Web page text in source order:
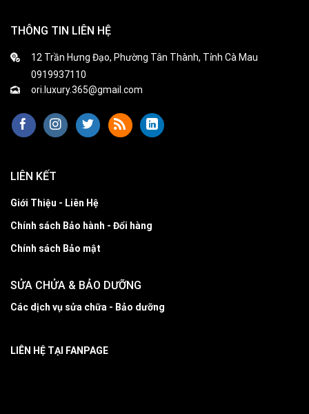
THÔNG TIN LIÊN HỆ
12 Trần Hưng Đạo, Phường Tân Thành, Tỉnh Cà Mau
0919937110
ori.luxury.365@gmail.com
LIÊN KẾT
Giới Thiệu - Liên Hệ
Chính sách Bảo hành - Đổi hàng
Chính sách Bảo mật
SỬA CHỬA & BẢO DƯỠNG
Các dịch vụ sửa chữa - Bảo dưỡng
LIÊN HỆ TẠI FANPAGE